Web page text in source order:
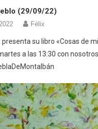
(29/09/22)
Félix
su libro «Cosas de
a las 13:30 con